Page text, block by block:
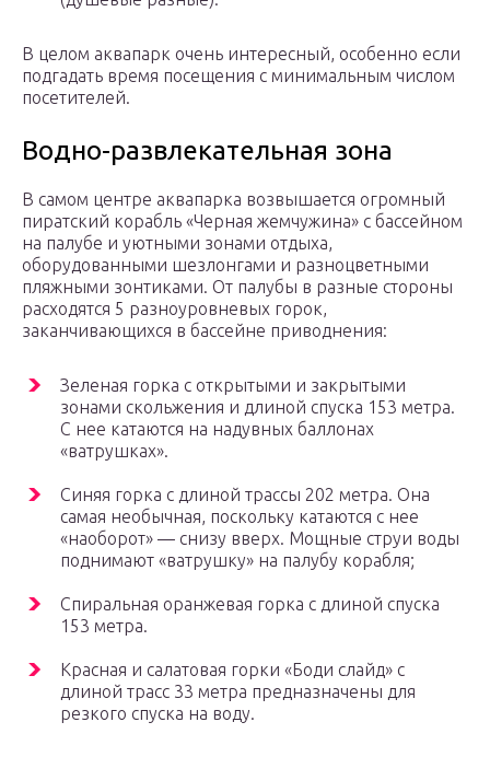
В целом аквапарк очень интересный, особенно если
подгадать время посещения с минимальным числом
посетителей.
Водно-развлекательная зона
В самом центре аквапарка возвышается огромный
пиратский корабль «Черная жемчужина» с бассейном
на палубе и уютными зонами отдыха,
оборудованными шезлонгами и разноцветными
пляжными зонтиками. От палубы в разные стороны
расходятся 5 разноуровневых горок,
заканчивающихся в бассейне приводнения:
Зеленая горка с открытыми и закрытыми
зонами скольжения и длиной спуска 153 метра.
С нее катаются на надувных баллонах
«ватрушках».
Синяя горка с длиной трассы 202 метра. Она
самая необычная, поскольку катаются с нее
«наоборот» — снизу вверх. Мощные струи воды
поднимают «ватрушку» на палубу корабля;
Спиральная оранжевая горка с длиной спуска
153 метра.
Красная и салатовая горки «Боди слайд» с
длиной трасс 33 метра предназначены для
резкого спуска на воду.